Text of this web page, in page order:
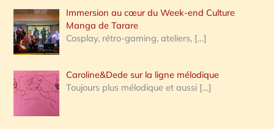
:
Immersion au cœur du Week-end Culture
Manga de Tarare
Cosplay, rétro-gaming, ateliers, […]
Caroline&Dede sur la ligne mélodique
Toujours plus mélodique et aussi […]